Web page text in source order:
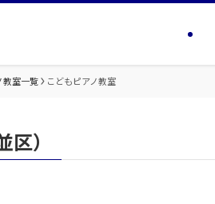
教室一覧 こどもピアノ教室
）